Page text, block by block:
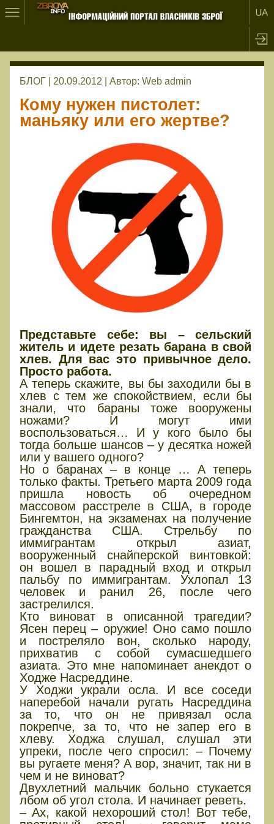
БЛОГ | 20.09.2012 | Автор: Web admin
Кому нужен пистолет:
маньяку или его жертве?
Представьте себе: вы – сельский
житель и идете резать барана в свой
хлев. Для вас это привычное дело.
Просто работа.
А теперь скажите, вы бы заходили бы в
хлев с тем же спокойствием, если бы
знали, что бараны тоже вооружены
ножами? И могут ими
воспользоваться… И у кого было бы
тогда больше шансов – у десятка ножей
или у вашего одного?
Но о баранах – в конце … А теперь
только факты. Третьего марта 2009 года
пришла новость об очередном
массовом расстреле в США, в городе
Бингемтон, на экзаменах на получение
гражданства США. Стрельбу по
иммигрантам открыл азиат,
вооруженный снайперской винтовкой:
он вошел в парадный вход и открыл
пальбу по иммигрантам. Ухлопал 13
человек и ранил 26, после чего
застрелился.
Кто виноват в описанной трагедии?
Ясен перец – оружие! Оно само пошло
и постреляло вон, сколько народу,
прихватив с собой сумасшедшего
азиата. Это мне напоминает анекдот о
Ходже Насреддине.
У Ходжи украли осла. И все соседи
наперебой начали ругать Насреддина
за то, что он не привязал осла
покрепче, за то, что не запер его в
хлеву. Ходжа слушал, слушал эти
упреки, после чего спросил: – Почему
вы ругаете меня? А вор, значит, так ни в
чем и не виноват?
Двухлетний мальчик больно стукается
лбом об угол стола. И начинает реветь.
– Ах, какой нехороший стол! Вот тебе,